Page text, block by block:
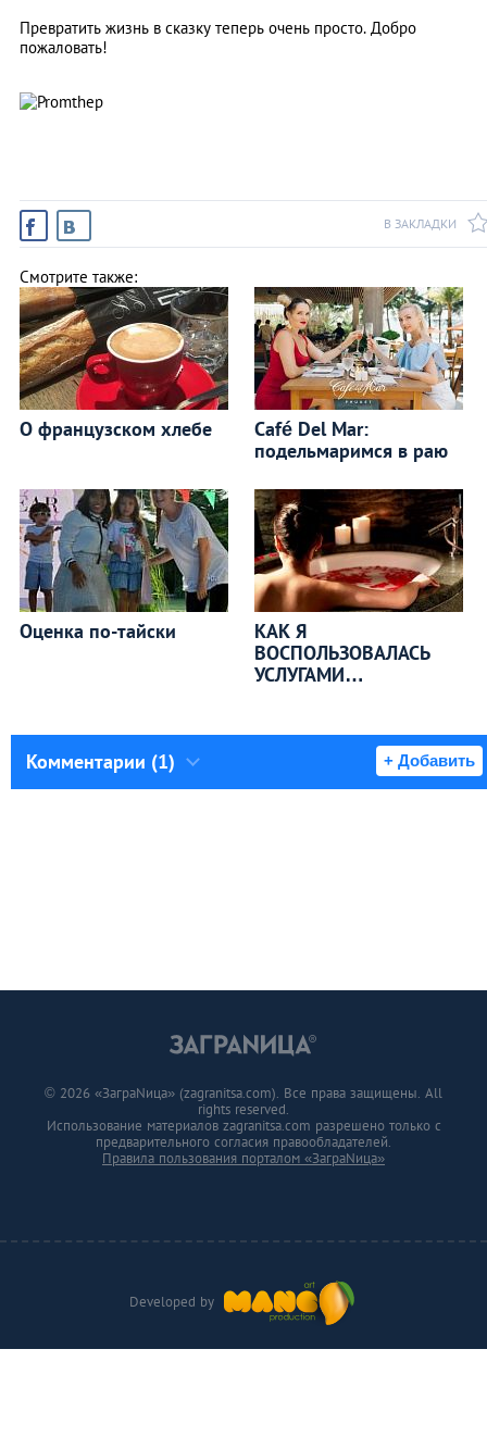
Превратить жизнь в сказку теперь очень просто. Добро
пожаловать!
В ЗАКЛАДКИ
Смотрите также:
О французском хлебе
Café Del Mar:
подельмаримся в раю
Оценка по-тайски
КАК Я
ВОСПОЛЬЗОВАЛАСЬ
УСЛУГАМИ
Комментарии (1) + Добавить
Developed by
© 2026 «ЗаграNица» (zagranitsa.com). Все права защищены. All
rights reserved.
Использование материалов zagranitsa.com разрешено только с
предварительного согласия правообладателей.
Правила пользования порталом «ЗаграNица»